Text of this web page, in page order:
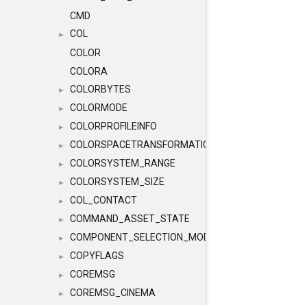
CMD
►
COL
COLOR
COLORA
► COLORBYTES
► COLORMODE
► COLORPROFILEINFO
► COLORSPACETRANSFORMATION
► COLORSYSTEM_RANGE
► COLORSYSTEM_SIZE
► COL_CONTACT
► COMMAND_ASSET_STATE
► COMPONENT_SELECTION_MODES
► COPYFLAGS
► COREMSG
► COREMSG_CINEMA